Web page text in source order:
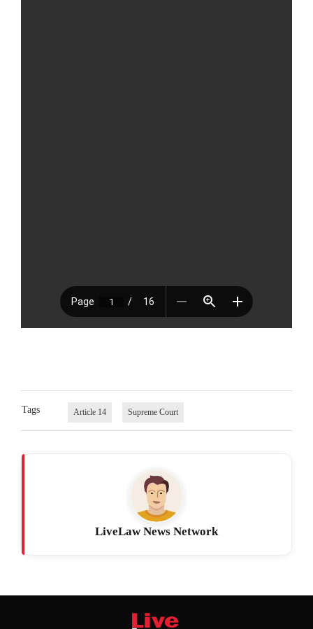
Tags Article 14 Supreme Court
LiveLaw News Network